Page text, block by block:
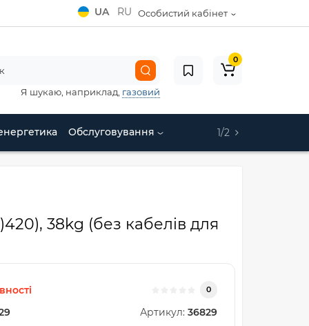
Особистий кабінет
UA RU
Я шукаю, наприклад, газовий
0
Обслуговування 1/2
38kg (без кабелiв для
0
Артикул: 36829